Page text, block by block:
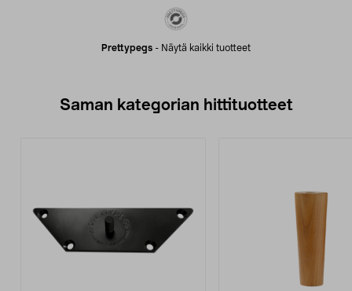
Prettypegs - Näytä kaikki tuotteet
Saman kategorian hittituotteet